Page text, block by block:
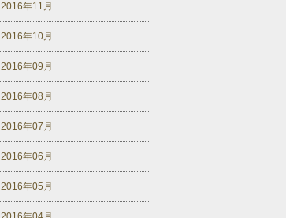
2016年11月
2016年10月
2016年09月
2016年08月
2016年07月
2016年06月
2016年05月